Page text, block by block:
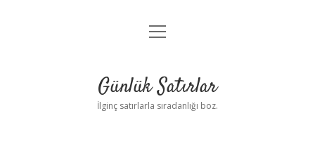
Anasayfa
Yasal Uyarı
menüyü
Günlük Satırlar
İlginç satırlarla sıradanlığı boz.